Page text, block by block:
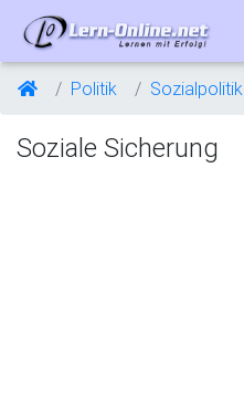
Politik Sozialpolitik
Soziale Sicherung